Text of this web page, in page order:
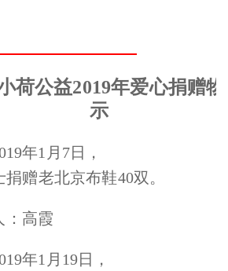
荷公益2019年爱心捐赠
示
年1月7日，
赠老北京布鞋40双。
：高霞
年1月19日，